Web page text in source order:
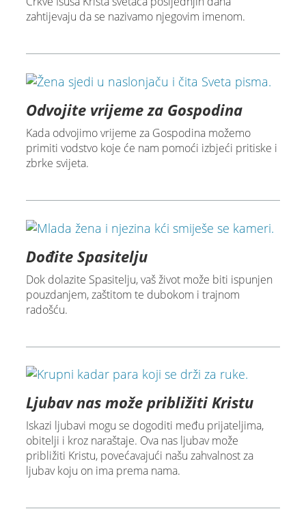
zahtijevaju da se nazivamo njegovim imenom.
Odvojite vrijeme za Gospodina
Kada odvojimo vrijeme za Gospodina možemo
primiti vodstvo koje će nam pomoći izbjeći pritiske i
zbrke svijeta.
Dođite Spasitelju
Dok dolazite Spasitelju, vaš život može biti ispunjen
pouzdanjem, zaštitom te dubokom i trajnom
radošću.
Ljubav nas može približiti Kristu
Iskazi ljubavi mogu se dogoditi među prijateljima,
obitelji i kroz naraštaje. Ova nas ljubav može
približiti Kristu, povećavajući našu zahvalnost za
ljubav koju on ima prema nama.